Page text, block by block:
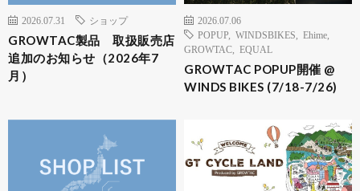
2026.07.31 ショップ
GROWTAC製品 取扱販売店
追加のお知らせ（2026年7
月）
2026.07.06
POPUP
WINDSBIKES Ehime
GROWTAC
EQUAL
GROWTAC POPUP開催 @
WINDS BIKES (7/18-7/26)